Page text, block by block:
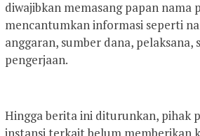
diwajibkan memasang papan nama
mencantumkan informasi seperti
anggaran, sumber dana, pelaksana,
pengerjaan.
Hingga berita ini diturunkan, pihak